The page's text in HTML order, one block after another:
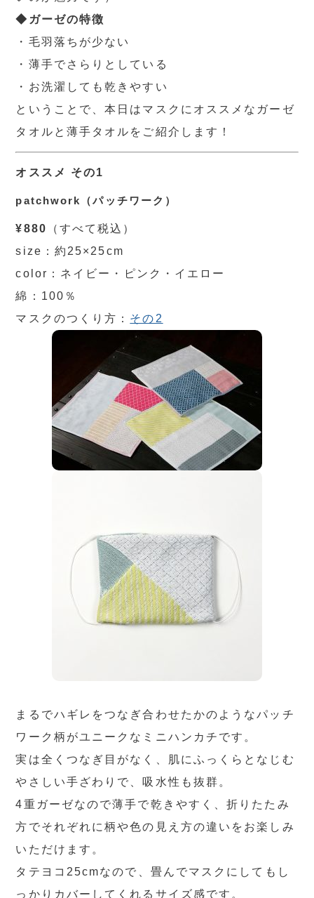
◆ガーゼの特徴
・毛羽落ちが少ない
・薄手でさらりとしている
・お洗濯しても乾きやすい
ということで、本日はマスクにオススメなガーゼ
タオルと薄手タオルをご紹介します！
オススメ その1
patchwork（パッチワーク）
¥880
（すべて税込）
size：約25×25cm
color：ネイビー・ピンク・イエロー
綿：100％
マスクのつくり方： その2
まるでハギレをつなぎ合わせたかのようなパッチ
ワーク柄がユニークなミニハンカチです。
実は全くつなぎ目がなく、肌にふっくらとなじむ
やさしい手ざわりで、吸水性も抜群。
4重ガーゼなので薄手で乾きやすく、折りたたみ
方でそれぞれに柄や色の見え方の違いをお楽しみ
いただけます。
タテヨコ25cmなので、畳んでマスクにしてもし
っかりカバーしてくれるサイズ感です。